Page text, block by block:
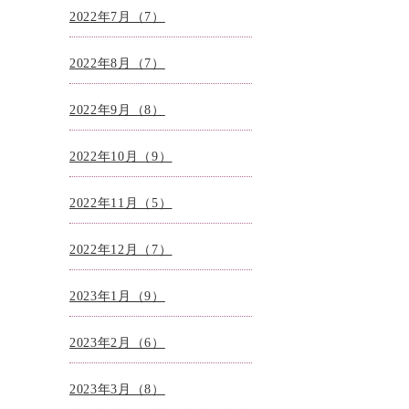
2022年7月（7）
2022年8月（7）
2022年9月（8）
2022年10月（9）
2022年11月（5）
2022年12月（7）
2023年1月（9）
2023年2月（6）
2023年3月（8）